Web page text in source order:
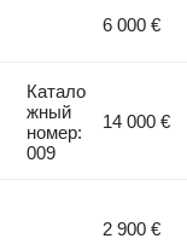
6 000 €
Катало
жный
номер:
009
14 000 €
2 900 €